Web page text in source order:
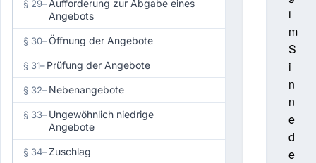
§ 29–Aufforderung zur Abgabe eines
Angebots
§ 30–Öffnung der Angebote
§ 31–Prüfung der Angebote
§ 32–Nebenangebote
§ 33–Ungewöhnlich niedrige
Angebote
§ 34–Zuschlag
i
m
S
i
n
n
e
d
e